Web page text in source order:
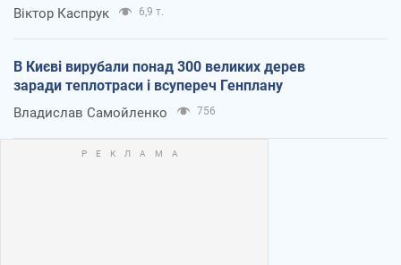
Віктор Каспрук 6,9 т.
В Києві вирубали понад 300 великих дерев
заради теплотраси і всупереч Генплану
Владислав Самойленко 756